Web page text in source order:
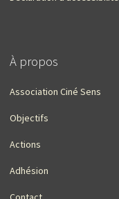
À propos
Association Ciné Sens
Objectifs
Actions
Adhésion